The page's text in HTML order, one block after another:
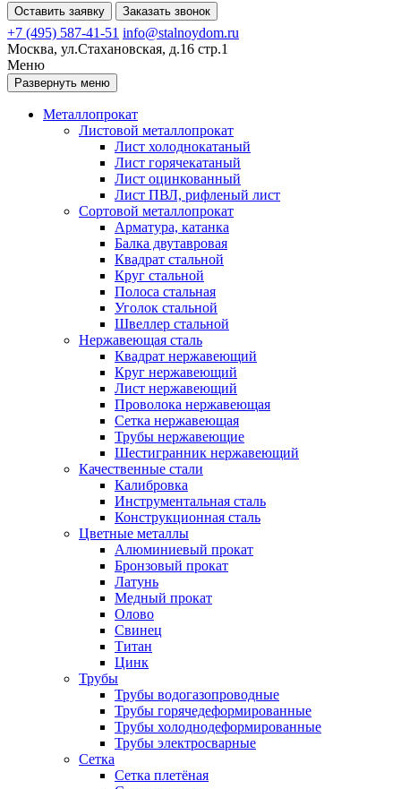
Оставить заявку Заказать звонок
+7 (495) 587-41-51 info@stalnoydom.ru
Москва, ул.Стахановская, д.16 стр.1
Меню
Развернуть меню
Металлопрокат
Листовой металлопрокат
Лист холоднокатаный
Лист горячекатаный
Лист оцинкованный
Лист ПВЛ, рифленый лист
Сортовой металлопрокат
Арматура, катанка
Балка двутавровая
Квадрат стальной
Круг стальной
Полоса стальная
Уголок стальной
Швеллер стальной
Нержавеющая сталь
Квадрат нержавеющий
Круг нержавеющий
Лист нержавеющий
Проволока нержавеющая
Сетка нержавеющая
Трубы нержавеющие
Шестигранник нержавеющий
Качественные стали
Калибровка
Инструментальная сталь
Конструкционная сталь
Цветные металлы
Алюминиевый прокат
Бронзовый прокат
Латунь
Медный прокат
Олово
Свинец
Титан
Цинк
Трубы
Трубы водогазопроводные
Трубы горячедеформированные
Трубы холоднодеформированные
Трубы электросварные
Сетка
Сетка плетёная